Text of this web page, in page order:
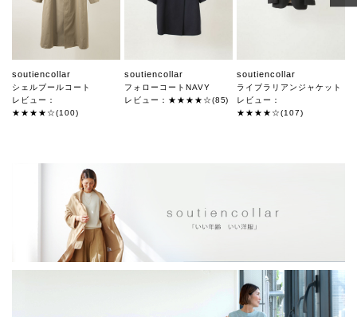
soutiencollar
シェルブールコート
レビュー：
★★★★☆(100)
soutiencollar
フォローコートNAVY
レビュー：★★★★☆(85)
soutiencollar
ライブラリアンジャケット
レビュー：
★★★★☆(107)